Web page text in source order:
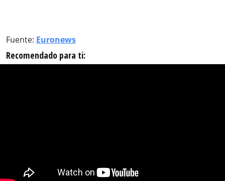
Fuente: Euronews
Recomendado para ti: